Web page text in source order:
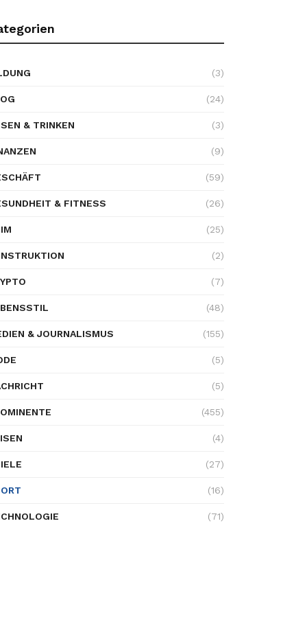
(3)
(24)
& TRINKEN (3)
(9)
(59)
& FITNESS (26)
(25)
(2)
(7)
(48)
& JOURNALISMUS (155)
(5)
(5)
(455)
(4)
(27)
(16)
(71)